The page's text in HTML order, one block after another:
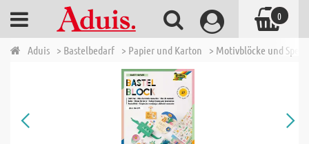
Aduis > Bastelbedarf > Papier und Karton > Motivblöcke und
0